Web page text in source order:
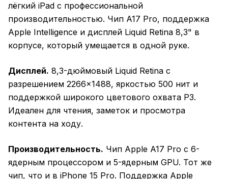
лёгкий iPad с профессиональной
производительностью. Чип A17 Pro, поддержка
Apple Intelligence и дисплей Liquid Retina 8,3" в
корпусе, который умещается в одной руке.
Дисплей. 8,3-дюймовый Liquid Retina с
разрешением 2266×1488, яркостью 500 нит и
поддержкой широкого цветового охвата P3.
Идеален для чтения, заметок и просмотра
контента на ходу.
Производительность. Чип Apple A17 Pro с 6-
ядерным процессором и 5-ядерным GPU. Тот же
чип, что и в iPhone 15 Pro. Поддержка Apple